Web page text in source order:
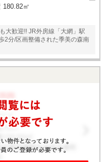
180.82㎡
大歓迎!! JR外房線「大網」駅
2分/区画整備された季美の森南